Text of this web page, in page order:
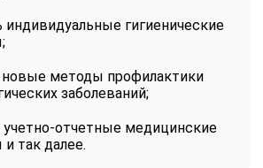
индивидуальные гигиенические
новые методы профилактики
заболеваний;
отчетные медицинские
так далее.